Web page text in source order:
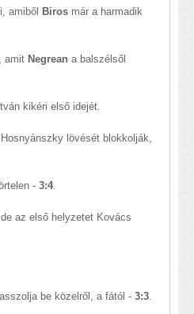
amiből Biros már a harmadik
amit Negrean a balszélsől
kikéri első idejét.
lövését blokkolják,
- 3:4.
az első helyzetet Kovács
be közelről, a fától - 3:3